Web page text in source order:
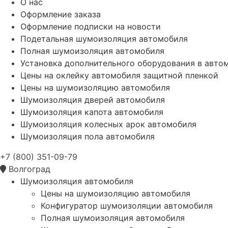
Оформление заказа
Оформление подписки на новости
Подетальная шумоизоляция автомобиля
Полная шумоизоляция автомобиля
Установка дополнительного оборудования в
Цены на оклейку автомобиля защитной пленкой
Цены на шумоизоляцию автомобиля
Шумоизоляция дверей автомобиля
Шумоизоляция капота автомобиля
Шумоизоляция колесных арок автомобиля
Шумоизоляция пола автомобиля
+7 (800) 351-09-79
Волгоград
Шумоизоляция автомобиля
Цены на шумоизоляцию автомобиля
Конфигуратор шумоизоляции автомобиля
Полная шумоизоляция автомобиля